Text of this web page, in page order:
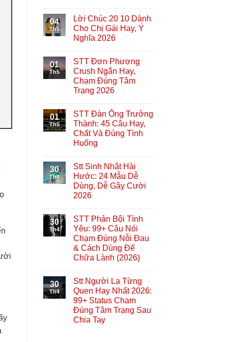
04
Th5
Lời Chúc 20 10 Dành
Cho Chị Gái Hay, Ý
Nghĩa 2026
01
Th5
STT Đơn Phương
Crush Ngắn Hay,
Chạm Đúng Tâm
Trạng 2026
01
Th5
STT Đàn Ông Trưởng
Thành: 45 Câu Hay,
Chất Và Đúng Tình
Huống
30
Th4
Stt Sinh Nhật Hài
Hước: 24 Mẫu Dễ
Dùng, Dễ Gây Cười
2026
30
Th4
STT Phản Bội Tình
Yêu: 99+ Câu Nói
Chạm Đúng Nỗi Đau
& Cách Dùng Để
Chữa Lành (2026)
30
Th4
Stt Người Lạ Từng
Quen Hay Nhất 2026:
99+ Status Chạm
Đúng Tâm Trạng Sau
Chia Tay